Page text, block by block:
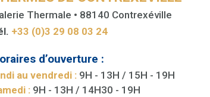
Thermale • 88140 Contrexéville
+33 (0)3 29 08 03 24
d’ouverture :
au vendredi : 9H - 13H / 15H - 19H
: 9H - 13H / 14H30 - 19H